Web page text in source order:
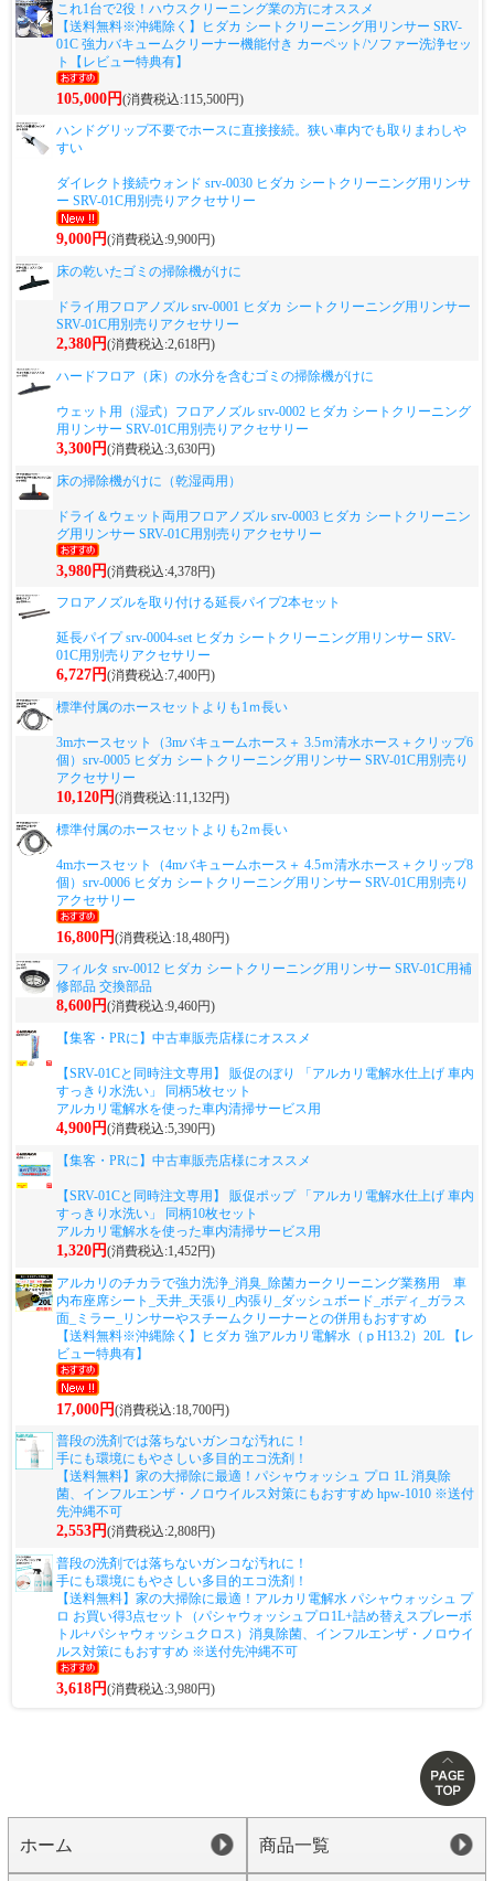
これ1台で2役！ハウスクリーニング業の方にオススメ
【送料無料※沖縄除く】ヒダカ シートクリーニング用リンサー SRV-
01C 強力バキュームクリーナー機能付き カーペット/ソファー洗浄セッ
ト【レビュー特典有】
105,000円(消費税込:115,500円)
ハンドグリップ不要でホースに直接接続。狭い車内でも取りまわしや
すい
ダイレクト接続ウォンド srv-0030 ヒダカ シートクリーニング用リンサ
ー SRV-01C用別売りアクセサリー
9,000円(消費税込:9,900円)
床の乾いたゴミの掃除機がけに
ドライ用フロアノズル srv-0001 ヒダカ シートクリーニング用リンサー
SRV-01C用別売りアクセサリー
2,380円(消費税込:2,618円)
ハードフロア（床）の水分を含むゴミの掃除機がけに
ウェット用（湿式）フロアノズル srv-0002 ヒダカ シートクリーニング
用リンサー SRV-01C用別売りアクセサリー
3,300円(消費税込:3,630円)
床の掃除機がけに（乾湿両用）
ドライ＆ウェット両用フロアノズル srv-0003 ヒダカ シートクリーニン
グ用リンサー SRV-01C用別売りアクセサリー
3,980円(消費税込:4,378円)
フロアノズルを取り付ける延長パイプ2本セット
延長パイプ srv-0004-set ヒダカ シートクリーニング用リンサー SRV-
01C用別売りアクセサリー
6,727円(消費税込:7,400円)
標準付属のホースセットよりも1ｍ長い
3mホースセット（3mバキュームホース＋ 3.5ｍ清水ホース＋クリップ6
個）srv-0005 ヒダカ シートクリーニング用リンサー SRV-01C用別売り
アクセサリー
10,120円(消費税込:11,132円)
標準付属のホースセットよりも2ｍ長い
4mホースセット（4mバキュームホース＋ 4.5ｍ清水ホース＋クリップ8
個）srv-0006 ヒダカ シートクリーニング用リンサー SRV-01C用別売り
アクセサリー
16,800円(消費税込:18,480円)
フィルタ srv-0012 ヒダカ シートクリーニング用リンサー SRV-01C用補
修部品 交換部品
8,600円(消費税込:9,460円)
【集客・PRに】中古車販売店様にオススメ
【SRV-01Cと同時注文専用】 販促のぼり 「アルカリ電解水仕上げ 車内
すっきり水洗い」 同柄5枚セット
アルカリ電解水を使った車内清掃サービス用
4,900円(消費税込:5,390円)
【集客・PRに】中古車販売店様にオススメ
【SRV-01Cと同時注文専用】 販促ポップ 「アルカリ電解水仕上げ 車内
すっきり水洗い」 同柄10枚セット
アルカリ電解水を使った車内清掃サービス用
1,320円(消費税込:1,452円)
アルカリのチカラで強力洗浄_消臭_除菌カークリーニング業務用 車
内布座席シート_天井_天張り_内張り_ダッシュボード_ボディ_ガラス
面_ミラー_リンサーやスチームクリーナーとの併用もおすすめ
【送料無料※沖縄除く】ヒダカ 強アルカリ電解水（ｐH13.2）20L 【レ
ビュー特典有】
17,000円(消費税込:18,700円)
普段の洗剤では落ちないガンコな汚れに！
手にも環境にもやさしい多目的エコ洗剤！
【送料無料】家の大掃除に最適！パシャウォッシュ プロ 1L 消臭除
菌、インフルエンザ・ノロウイルス対策にもおすすめ hpw-1010 ※送付
先沖縄不可
2,553円(消費税込:2,808円)
普段の洗剤では落ちないガンコな汚れに！
手にも環境にもやさしい多目的エコ洗剤！
【送料無料】家の大掃除に最適！アルカリ電解水 パシャウォッシュ プ
ロ お買い得3点セット（パシャウォッシュプロ1L+詰め替えスプレーボ
トル+パシャウォッシュクロス）消臭除菌、インフルエンザ・ノロウイ
ルス対策にもおすすめ ※送付先沖縄不可
3,618円(消費税込:3,980円)
ホーム 商品一覧